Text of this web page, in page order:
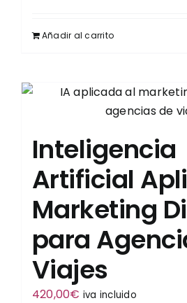
Añadir al carrito
Inteligencia
Artificial
Marketing
para
Viajes
420,00€ iva incluido